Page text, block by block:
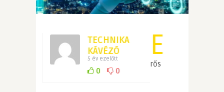
TECHNIKA
KÁVÉZÓ
5 év ezelőtt
0 0
E
rős